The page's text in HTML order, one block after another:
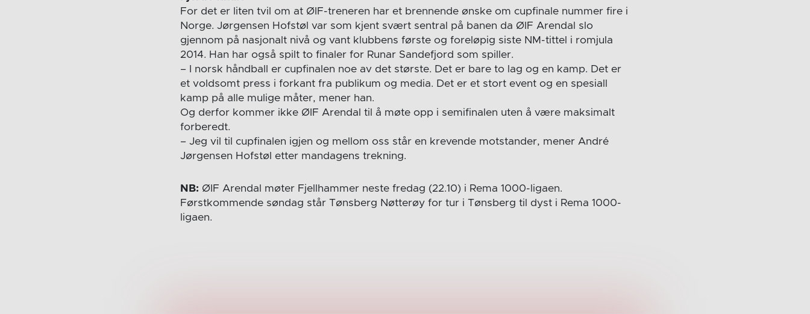
For det er liten tvil om at ØIF-treneren har et brennende ønske om cupfinale nummer fire i
Norge. Jørgensen Hofstøl var som kjent svært sentral på banen da ØIF Arendal slo
gjennom på nasjonalt nivå og vant klubbens første og foreløpig siste NM-tittel i romjula
2014. Han har også spilt to finaler for Runar Sandefjord som spiller.
– I norsk håndball er cupfinalen noe av det største. Det er bare to lag og en kamp. Det er
et voldsomt press i forkant fra publikum og media. Det er et stort event og en spesiall
kamp på alle mulige måter, mener han.
Og derfor kommer ikke ØIF Arendal til å møte opp i semifinalen uten å være maksimalt
forberedt.
– Jeg vil til cupfinalen igjen og mellom oss står en krevende motstander, mener André
Jørgensen Hofstøl etter mandagens trekning.
NB: ØIF Arendal møter Fjellhammer neste fredag (22.10) i Rema 1000-ligaen.
Førstkommende søndag står Tønsberg Nøtterøy for tur i Tønsberg til dyst i Rema 1000-
ligaen.